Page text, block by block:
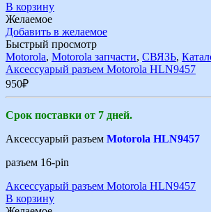
В корзину
Желаемое
Добавить в желаемое
Быстрый просмотр
Motorola, Motorola запчасти, СВЯЗЬ,
Аксессуарый разъем Motorola HLN9457
950₽
Срок поставки от 7 дней.
Аксессуарый разъем Motorola HLN9457
разъем 16-pin
Аксессуарый разъем Motorola HLN9457
В корзину